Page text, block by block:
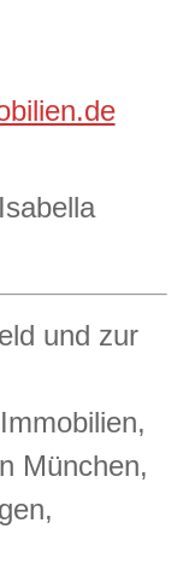
und zur
München,